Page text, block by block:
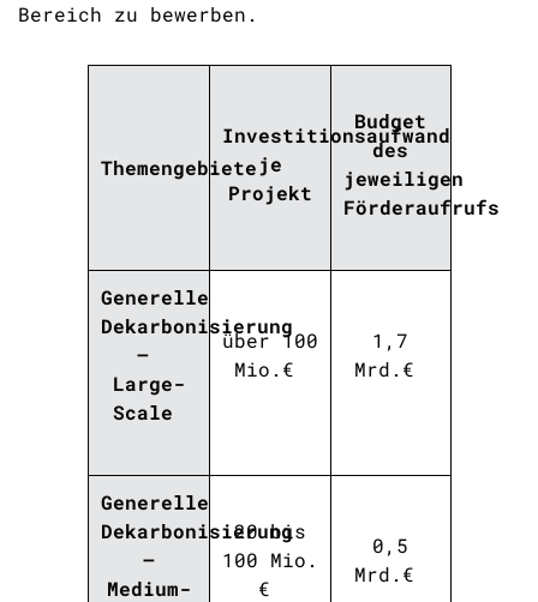
Bereich zu bewerben.
Themengebiete
Investitionsaufwand
je
Projekt
Budget
des
jeweiligen
Förderaufrufs
Generelle
Dekarbonisierung
–
Large-
Scale
über100
Mio.€
1 , 7
Mrd. €
Generelle
Dekarbonisierung
–
Medium-
20bis
100 Mio.
€
0,5
Mrd.€